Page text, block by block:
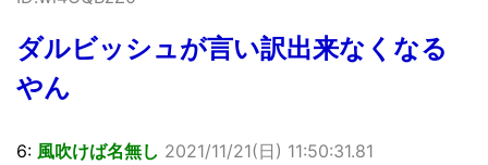
ダルビッシュが言い訳出来なくなる
やん
6: 風吹けば名無し 2021/11/21(日) 11:50:31.81